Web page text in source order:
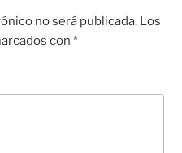
no será publicada. Los
con*